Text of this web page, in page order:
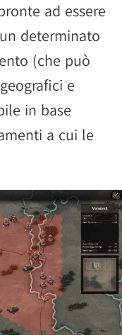
ad essere
determinato
(che può
e
in base
a cui le